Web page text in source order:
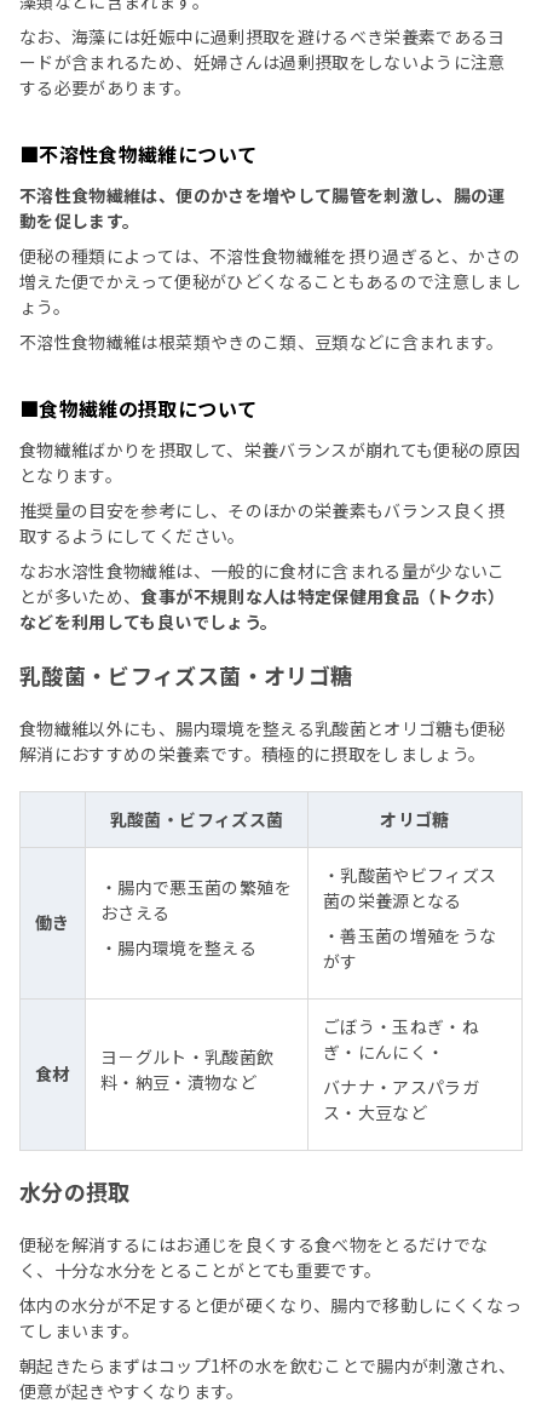
なお、海藻には妊娠中に過剰摂取を避けるべき栄養素であるヨ
ードが含まれるため、妊婦さんは過剰摂取をしないように注意
する必要があります。
■不溶性食物繊維について
不溶性食物繊維は、便のかさを増やして腸管を刺激し、腸の運
動を促します。
便秘の種類によっては、不溶性食物繊維を摂り過ぎると、かさの
増えた便でかえって便秘がひどくなることもあるので注意しまし
ょう。
不溶性食物繊維は根菜類やきのこ類、豆類などに含まれます。
■食物繊維の摂取について
食物繊維ばかりを摂取して、栄養バランスが崩れても便秘の原因
となります。
推奨量の目安を参考にし、そのほかの栄養素もバランス良く摂
取するようにしてください。
なお水溶性食物繊維は、一般的に食材に含まれる量が少ないこ
とが多いため、食事が不規則な人は特定保健用食品（トクホ）
などを利用しても良いでしょう。
乳酸菌・ビフィズス菌・オリゴ糖
食物繊維以外にも、腸内環境を整える乳酸菌とオリゴ糖も便秘
解消におすすめの栄養素です。積極的に摂取をしましょう。
乳酸菌・ビフィズス菌 オリゴ糖
働き
・腸内で悪玉菌の繁殖を
おさえる
・腸内環境を整える
・乳酸菌やビフィズス
菌の栄養源となる
・善玉菌の増殖をうな
がす
食材
ヨ－グルト・乳酸菌飲
料・納豆・漬物など
ごぼう・玉ねぎ・ね
ぎ・にんにく・
バナナ・アスパラガ
ス・大豆など
水分の摂取
便秘を解消するにはお通じを良くする食べ物をとるだけでな
く、十分な水分をとることがとても重要です。
体内の水分が不足すると便が硬くなり、腸内で移動しにくくなっ
てしまいます。
朝起きたらまずはコップ1杯の水を飲むことで腸内が刺激され、
便意が起きやすくなります。